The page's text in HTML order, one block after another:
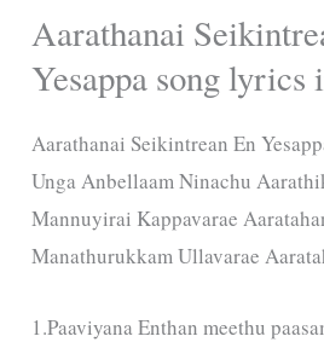
Aarathanai
Yesappa song lyrics
Aarathanai Seikintrean En
Unga Anbellaam Ninachu
Mannuyirai Kappavarae
Manathurukkam Ullavarae
1.Paaviyana Enthan meethu